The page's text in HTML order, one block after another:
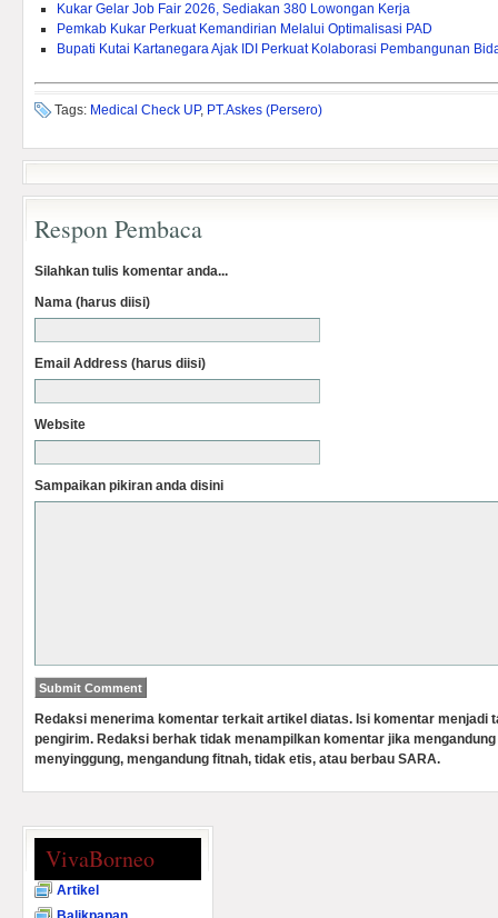
Kukar Gelar Job Fair 2026, Sediakan 380 Lowongan Kerja
Pemkab Kukar Perkuat Kemandirian Melalui Optimalisasi PAD ‎
Bupati Kutai Kartanegara Ajak IDI Perkuat Kolaborasi Pembangunan
Tags: Medical Check UP, PT.Askes (Persero)
Respon Pembaca
Silahkan tulis komentar anda...
Nama (harus diisi)
Email Address (harus diisi)
Website
Sampaikan pikiran anda disini
Redaksi menerima komentar terkait artikel diatas. Isi komentar menjadi
pengirim. Redaksi berhak tidak menampilkan komentar jika
menyinggung, mengandung fitnah, tidak etis, atau berbau SARA.
VivaBorneo
Artikel